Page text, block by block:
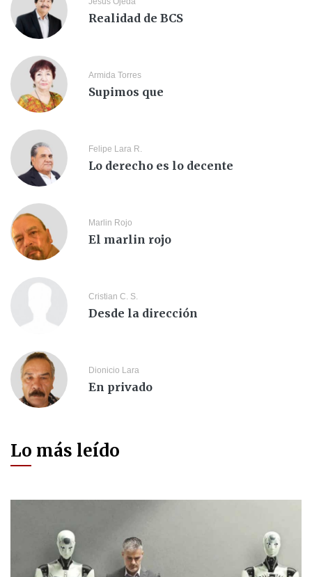
Realidad de BCS
Armida Torres
Supimos que
Felipe Lara R.
Lo derecho es lo decente
Marlin Rojo
El marlin rojo
Cristian C. S.
Desde la dirección
Dionicio Lara
En privado
Lo más leído